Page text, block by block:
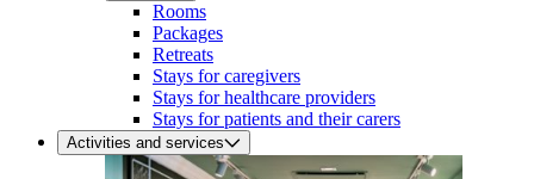
Rooms
Packages
Retreats
Stays for caregivers
Stays for healthcare providers
Stays for patients and their carers
Activities and services